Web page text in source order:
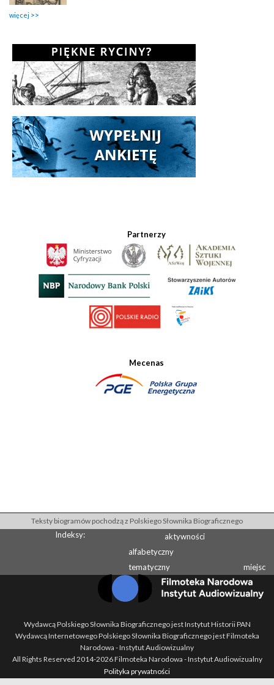
więcej
Partnerzy
Mecenas
Teksty biogramów pochodzą z Polskiego Słownika Biograficznego
Indeksy:
aktywności
alfabetyczny
tematyczny
miejsc
Wydawcą Polskiego Słownika Biograficznego jest Instytut Historii PAN
Wydawcą Internetowego Polskiego Słownika Biograficznego jest Filmoteka
Narodowa - Instytut Audiowizualny
All Rights Reserved 2014-2026Filmoteka Narodowa - Instytut Audiowizualny
Polityka prywatności